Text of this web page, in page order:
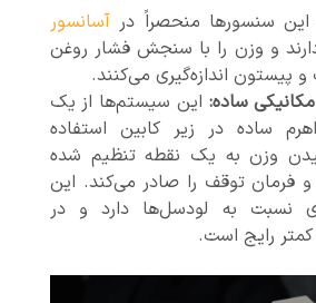
این سنسورها منحصراً درآسانسور
دارند و وزن را با سنجش فشار روغن
اندازه‌گیری می‌کنند.
ساده: این سیستم‌ها از یک
ساده در زیر کابین استفاده
وزن به یک نقطه تنظیم شده
فرمان توقف را صادر می‌کند. این
نسبت به لودسل‌ها دارد و در
رایج است.